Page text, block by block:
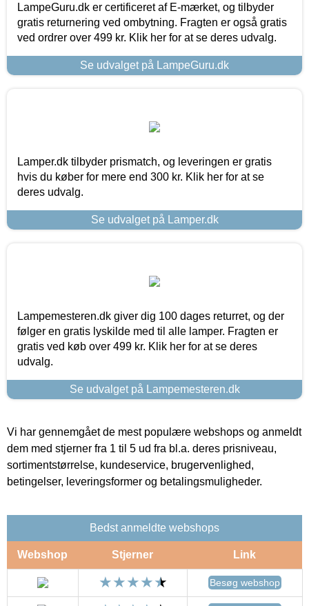
LampeGuru.dk er certificeret af E-mærket, og tilbyder
gratis returnering ved ombytning. Fragten er også gratis
ved ordrer over 499 kr. Klik her for at se deres udvalg.
Se udvalget på LampeGuru.dk
Lamper.dk tilbyder prismatch, og leveringen er gratis
hvis du køber for mere end 300 kr. Klik her for at se
deres udvalg.
Se udvalget på Lamper.dk
Lampemesteren.dk giver dig 100 dages returret, og der
følger en gratis lyskilde med til alle lamper. Fragten er
gratis ved køb over 499 kr. Klik her for at se deres
udvalg.
Se udvalget på Lampemesteren.dk
Vi har gennemgået de mest populære webshops og anmeldt
dem med stjerner fra 1 til 5 ud fra bl.a. deres prisniveau,
sortimentstørrelse, kundeservice, brugervenlighed,
betingelser, leveringsformer og betalingsmuligheder.
Bedst anmeldte webshops
Webshop Stjerner Link
Besøg webshop